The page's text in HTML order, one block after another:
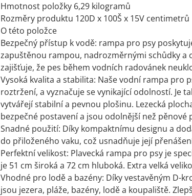
Hmotnost položky 6,29 kilogramů
Rozměry produktu 120D x 100Š x 15V centimetrů
O této položce
Bezpečný přístup k vodě: rampa pro psy
zapuštěnou rampou, nadrozměrnými schůdky a
zajišťuje, že pes během vodních radovánek
Vysoká kvalita a stabilita: Naše vodní rampa pro
roztržení, a vyznačuje se vynikající odolností. Je
vytvářejí stabilní a pevnou plošinu. Lezecká
bezpečné postavení a jsou odolnější než pěnové
Snadné použití: Díky kompaktnímu designu a
do přiloženého vaku, což usnadňuje její
Perfektní velikost: Plavecká rampa pro psy je
je 51 cm široká a 72 cm hluboká. Extra velká
Vhodné pro lodě a bazény: Díky vestavěným D-
jsou jezera, pláže, bazény, lodě a koupaliště.